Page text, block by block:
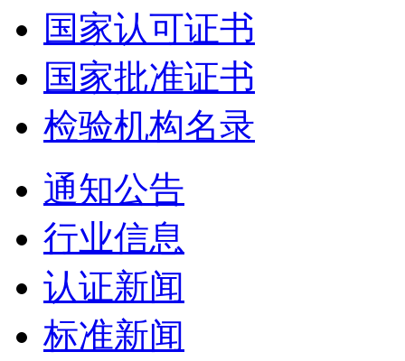
国家认可证书
国家批准证书
检验机构名录
通知公告
行业信息
认证新闻
标准新闻